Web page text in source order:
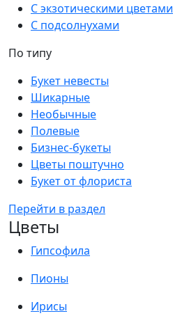
С экзотическими цветами
С подсолнухами
По типу
Букет невесты
Шикарные
Необычные
Полевые
Бизнес-букеты
Цветы поштучно
Букет от флориста
Перейти в раздел
Цветы
Гипсофила
Пионы
Ирисы